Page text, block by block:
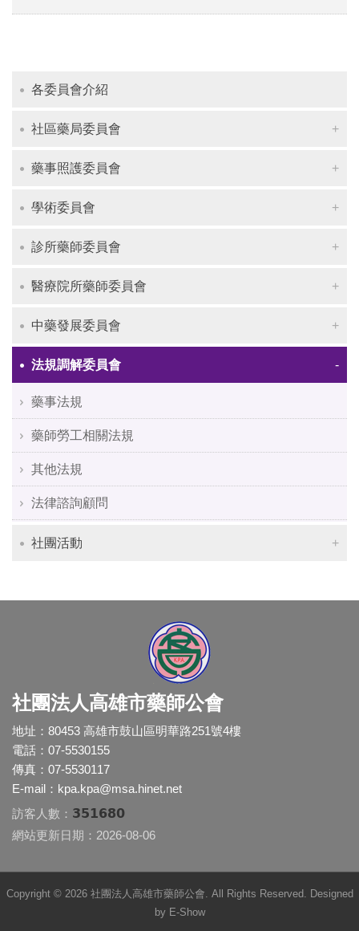
各委員會介紹
社區藥局委員會
藥事照護委員會
學術委員會
診所藥師委員會
醫療院所藥師委員會
中藥發展委員會
法規調解委員會
藥事法規
藥師勞工相關法規
其他法規
法律諮詢顧問
社團活動
社團法人高雄市藥師公會
地址：80453 高雄市鼓山區明華路251號4樓
電話：07-5530155
傳真：07-5530117
E-mail： kpa.kpa@msa.hinet.net
訪客人數： 351680
網站更新日期：2026-08-06
Copyright © 2026 社團法人高雄市藥師公會. All Rights Reserved. Designed
by E-Show